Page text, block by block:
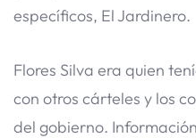
específicos, El Jardinero.
Flores Silva era quien
con otros cárteles y los
del gobierno.